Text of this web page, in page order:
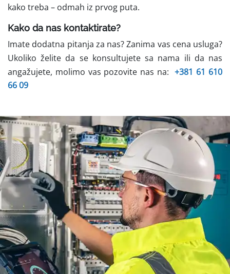
kako treba – odmah iz prvog puta.
Kako da nas kontaktirate?
Imate dodatna pitanja za nas? Zanima vas cena usluga?
Ukoliko želite da se konsultujete sa nama ili da nas
angažujete, molimo vas pozovite nas na: +381 61 610
66 09